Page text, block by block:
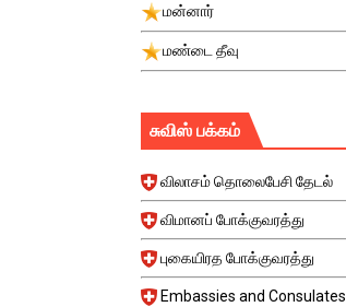
மன்னார்
மண்டை தீவு
சுவிஸ் பக்கம்
விலாசம் தொலைபேசி தேடல்
விமானப் போக்குவரத்து
புகையிரத போக்குவரத்து
Embassies and Consulates